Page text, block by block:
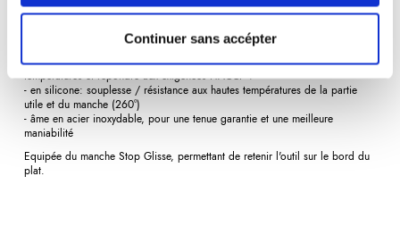
Continuer sans accépter
Elle permet de mélanger des préparations, de racler facilement les
Pour mélanger une crème pâtissière, pour dessécher une pâte à chou…
Maryse monobloc en silicone pour offrir une résistance aux hautes
températures et répondre aux exigences HACCP :
- en silicone: souplesse / résistance aux hautes températures de la partie
utile et du manche (260°)
- âme en acier inoxydable, pour une tenue garantie et une meilleure
maniabilité
Equipée du manche Stop Glisse, permettant de retenir l'outil sur le bord du
plat.